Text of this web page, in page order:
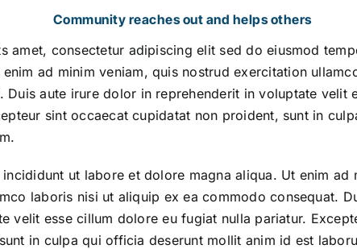
Community reaches out and helps others
amet, consectetur adipiscing elit sed do eiusmod
ad minim veniam, quis nostrud exercitation
Duis aute irure dolor in reprehenderit in voluptate velit
sint occaecat cupidatat non proident, sunt in
ut labore et dolore magna aliqua. Ut enim ad
laboris nisi ut aliquip ex ea commodo consequat.
velit esse cillum dolore eu fugiat nulla pariatur.
in culpa qui officia deserunt mollit anim id est